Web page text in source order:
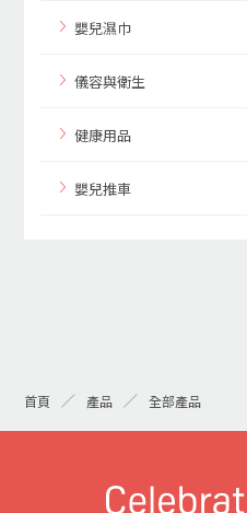
嬰兒濕巾
儀容與衛生
健康用品
嬰兒推車
首頁 產品 全部產品